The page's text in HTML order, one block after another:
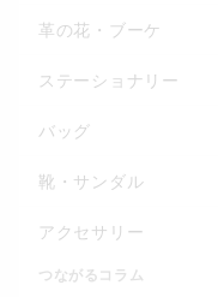
革の花・ブーケ
ステーショナリー
バッグ
靴・サンダル
アクセサリー
つながるコラム